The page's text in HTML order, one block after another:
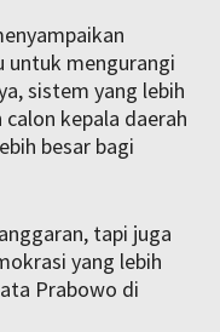
untuk mengurangi
sistem yang lebih
kepala daerah
besar bagi
tapi juga
yang lebih
Prabowo di